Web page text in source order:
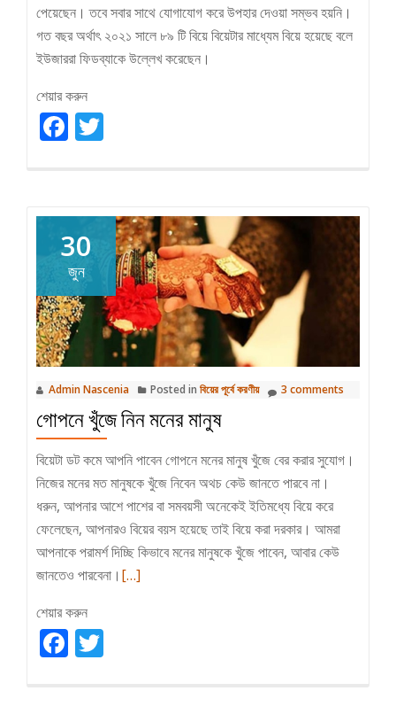
পেয়েছেন। তবে সবার সাথে যোগাযোগ করে উপহার দেওয়া সম্ভব হয়নি।
গত বছর অর্থাৎ ২০২১ সালে ৮৯ টি বিয়ে বিয়েটার মাধ্যেম বিয়ে হয়েছে বলে
ইউজাররা ফিডব্যাকে উল্লেখ করেছেন।
শেয়ার করুন
Facebook
30
জুন
Admin Nascenia Posted in বিয়ের পূর্বে করণীয় 3 comments
গোপনে খুঁজে নিন মনের মানুষ
বিয়েটা ডট কমে আপনি পাবেন গোপনে মনের মানুষ খুঁজে বের করার সুযোগ।
নিজের মনের মত মানুষকে খুঁজে নিবেন অথচ কেউ জানতে পারবে না।
ধরুন, আপনার আশে পাশের বা সমবয়সী অনেকেই ইতিমধ্যে বিয়ে করে
ফেলেছেন, আপনারও বিয়ের বয়স হয়েছে তাই বিয়ে করা দরকার। আমরা
আপনাকে পরামর্শ দিচ্ছি কিভাবে মনের মানুষকে খুঁজে পাবেন, আবার কেউ
জানতেও পারবেনা। Read
[…]
শেয়ার করুন
Facebook